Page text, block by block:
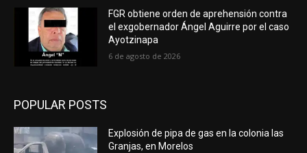
FGR obtiene orden de aprehensión contra
el exgobernador Ángel Aguirre por el caso
Ayotzinapa
6 de agosto de 2026
POPULAR POSTS
Explosión de pipa de gas en la colonia las
Granjas, en Morelos